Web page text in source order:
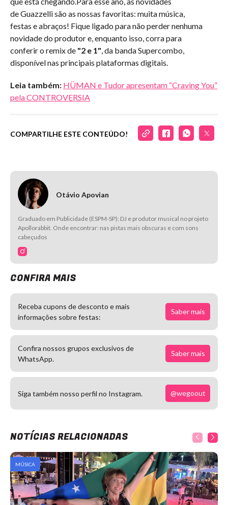
de Guazzelli são as nossas favoritas: muita música,
festas e abraços! Fique ligado para não perder nenhuma
novidade do produtor e, enquanto isso, corra para
conferir o remix de "2 e 1", da banda Supercombo,
disponível nas principais plataformas digitais.
Leia também: HÜMAN e Tudor apresentam “Craving You”
pela CONTROVERSIA
COMPARTILHE ESTE CONTEÚDO!
Otávio Apovian
Graduado em Publicidade (ESPM-SP); DJ e produtor musical no projeto
Apollorabbit. Onde encontrar: nas pistas mais obscuras e com sons
cabeçudos
CONFIRA MAIS
Receba cupons de desconto e mais
informações sobre festas:
Saber mais
Confira nossos grupos exclusivos de
WhatsApp.
Saber mais
Siga também nosso perfil no Instagram. @wegoout
NOTÍCIAS RELACIONADAS
MÚSICA